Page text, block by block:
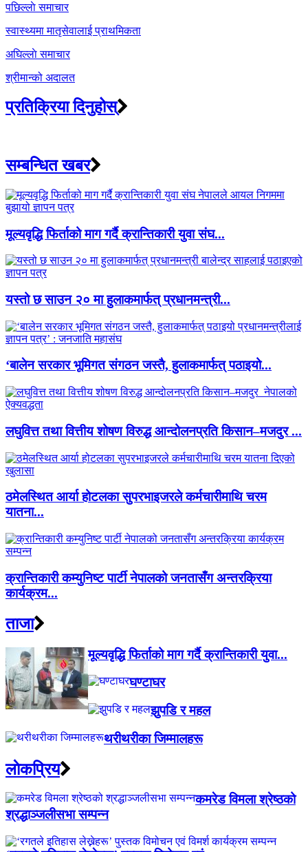
Post
navigation
पछिल्लाे समाचार
स्वास्थ्यमा मातृसेवालाई प्राथमिकता
अघिल्लाे समाचार
श्रीमान्को अदालत
प्रतिक्रिया दिनुहोस्
सम्बन्धित खबर
मूल्यवृद्धि फिर्ताको माग गर्दै क्रान्तिकारी युवा संघ...
यस्तो छ साउन २० मा हुलाकमार्फत् प्रधानमन्त्री...
‘बालेन सरकार भूमिगत संगठन जस्तै, हुलाकमार्फत् पठाइयो...
लघुवित्त तथा वित्तीय शोषण विरुद्ध आन्दोलनप्रति किसान–मजदुर ...
ठमेलस्थित आर्या होटलका सुपरभाइजरले कर्मचारीमाथि चरम
यातना...
क्रान्तिकारी कम्युनिष्ट पार्टी नेपालको जनतासँग अन्तरक्रिया
कार्यक्रम...
ताजा
मूल्यवृद्धि फिर्ताको माग गर्दै क्रान्तिकारी युवा...
घण्टाघर
झुपडि र महल
थरीथरीका जिम्मालहरू
लाेकप्रिय
कमरेड विमला श्रेष्ठको
श्रद्धाञ्जलीसभा सम्पन्न